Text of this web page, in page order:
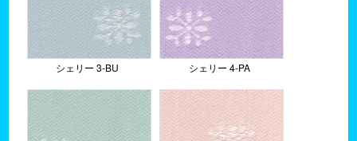
シェリー 3-BU シェリー 4-PA